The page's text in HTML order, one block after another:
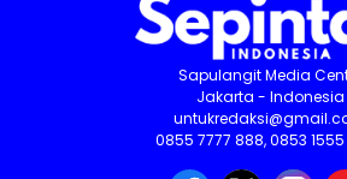
Sapulangit Media
Jakarta - Indonesia
0855 7777 888, 0853